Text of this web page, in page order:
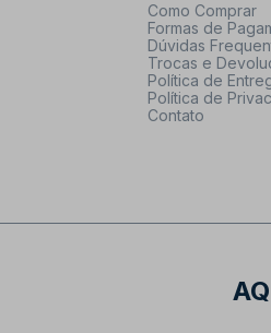
Como Comprar
Formas de
Dúvidas
Trocas e
Política de
Política de
Contato